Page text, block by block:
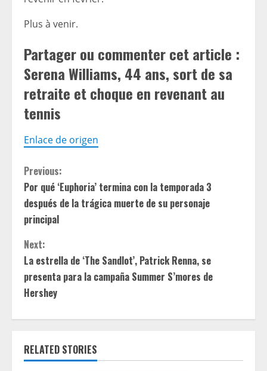
Plus à venir.
Partager ou commenter cet article :
Serena Williams, 44 ans, sort de sa
retraite et choque en revenant au
tennis
Enlace de origen
C
o
n
t
i
n
u
e
Previous:
Por qué ‘Euphoria’ termina con la temporada 3
después de la trágica muerte de su personaje
principal
Next:
La estrella de ‘The Sandlot’, Patrick Renna, se
presenta para la campaña Summer S’mores de
Hershey
RELATED STORIES